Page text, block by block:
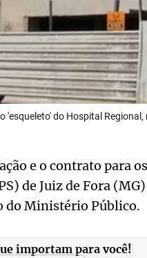
do Hospital Regional,
e o contrato para
de Juiz de Fora
do Ministério Público.
importam para você!